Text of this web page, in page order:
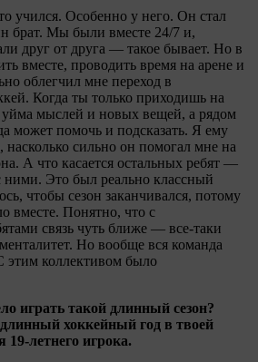
учился. Особенно у него. Он стал
брат. Мы были вместе 24/7 и,
друг от друга — такое бывает. Но в
вместе, проводить время на арене и
облегчил мне переход в
Когда ты только приходишь на
уйма мыслей и новых вещей, а рядом
может помочь и подсказать. Я ему
насколько сильно он помогал мне на
А что касается остальных ребят —
ними. Это был реально классный
чтобы сезон заканчивался, потому
вместе. Понятно, что с
связь чуть ближе — все-таки
Но вообще вся команда
этим коллективом было
играть такой длинный сезон?
хоккейный год в твоей
летнего игрока.